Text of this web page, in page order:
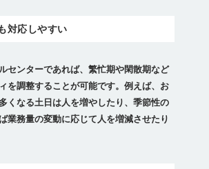
対応しやすい
センターであれば、繁忙期や閑散期など
を調整することが可能です。例えば、お
くなる土日は人を増やしたり、季節性の
業務量の変動に応じて人を増減させたり